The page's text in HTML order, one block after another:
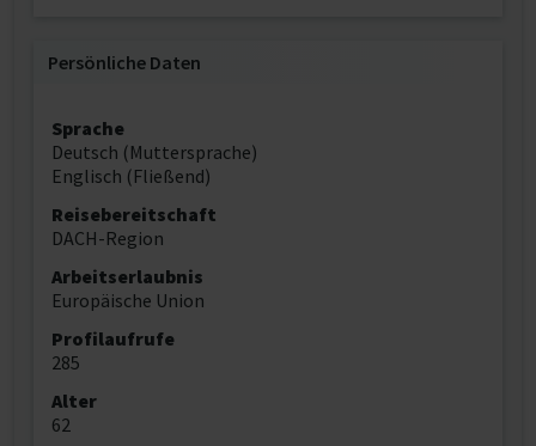
Persönliche Daten
Sprache
Deutsch (Muttersprache)
Englisch (Fließend)
Reisebereitschaft
DACH-Region
Arbeitserlaubnis
Europäische Union
Profilaufrufe
285
Alter
62